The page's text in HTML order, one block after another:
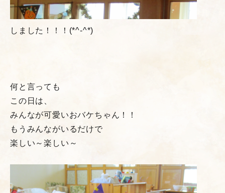
しました！！！(*^-^*)
何と言っても
この日は、
みんなが可愛いおバケちゃん！！
もうみんながいるだけで
楽しい～楽しい～